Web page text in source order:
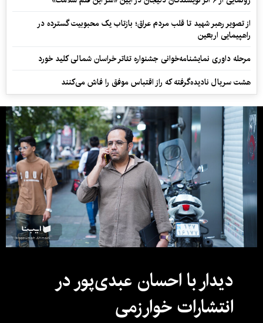
از تصویر رهبر شهید تا قلب مردم عراق؛ بازتاب یک محبوبیت گسترده در
راهپیمایی اربعین
مرحله داوری نمایشنامه‌خوانی جشنواره تئاتر خراسان شمالی کلید خورد
هشت سریال نادیده‌گرفته که راز اقتباس موفق را فاش می‌کنند
دیدار با احسان عبدی‌پور در
انتشارات خوارزمی